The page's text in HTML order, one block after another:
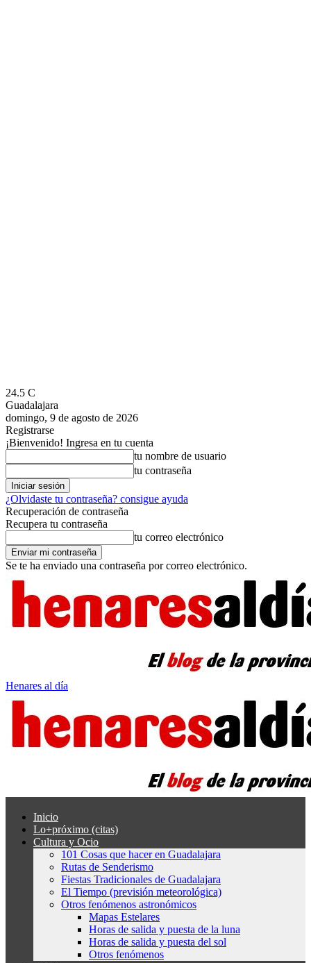
24.5 C
Guadalajara
domingo, 9 de agosto de 2026
Registrarse
¡Bienvenido! Ingresa en tu cuenta
tu nombre de usuario
tu contraseña
¿Olvidaste tu contraseña? consigue ayuda
Recuperación de contraseña
Recupera tu contraseña
tu correo electrónico
Se te ha enviado una contraseña por correo electrónico.
Henares al día
Inicio
Lo+próximo (citas)
Cultura y Ocio
101 Cosas que hacer en Guadalajara
Rutas de Senderismo
Fiestas Tradicionales de Guadalajara
El Tiempo (previsión meteorológica)
Otros fenómenos astronómicos
Mapas Estelares
Horas de salida y puesta de la luna
Horas de salida y puesta del sol
Otros fenómenos